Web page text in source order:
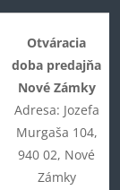
Otváracia
doba predajňa
Nové Zámky
Adresa: Jozefa
Murgaša 104,
940 02, Nové
Zámky